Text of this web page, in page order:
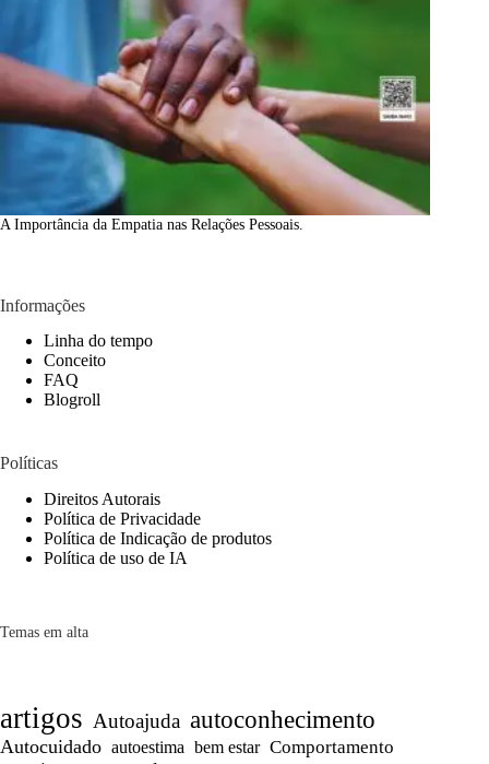
A Importância da Empatia nas Relações Pessoais.
Informações
Linha do tempo
Conceito
FAQ
Blogroll
Políticas
Direitos Autorais
Política de Privacidade
Política de Indicação de produtos
Política de uso de IA
Temas em alta
artigos Autoajuda autoconhecimento
Autocuidado autoestima bem estar Comportamento